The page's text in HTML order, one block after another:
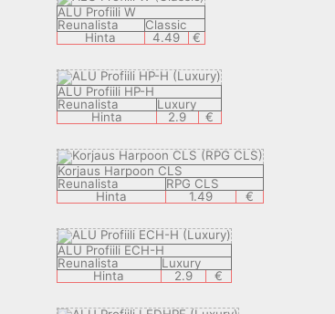
ALU Profiili W
Reunalista
Classic
Hinta
4.49 €
ALU Profiili HP-H
Reunalista
Luxury
Hinta
2.9 €
Korjaus Harpoon CLS
Reunalista
RPG CLS
Hinta
1.49 €
ALU Profiili ECH-H
Reunalista
Luxury
Hinta
2.9 €